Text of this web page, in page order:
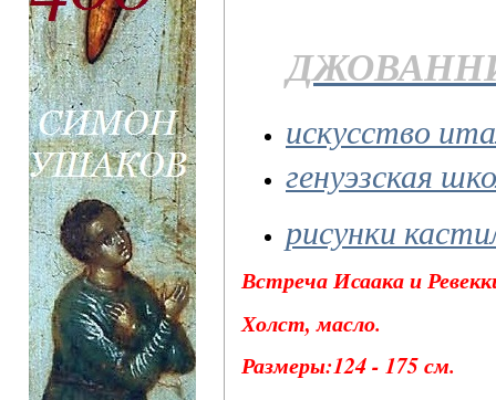
искусство
генуэзская
рисунки
Встреча Исаака и
Холст, масло.
Размеры:124 - 175 см.